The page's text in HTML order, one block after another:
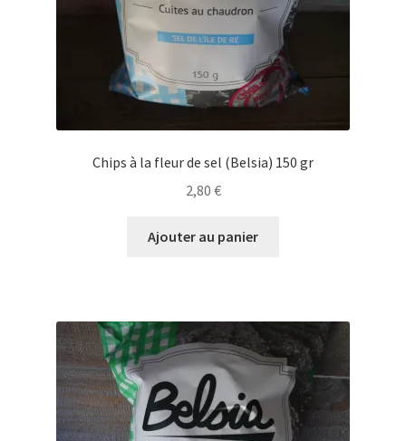
Chips à la fleur de sel (Belsia) 150 gr
2,80 €
Ajouter au panier